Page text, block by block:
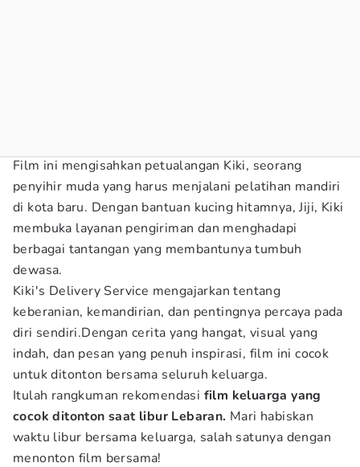
Film ini mengisahkan petualangan Kiki, seorang
penyihir muda yang harus menjalani pelatihan mandiri
di kota baru. Dengan bantuan kucing hitamnya, Jiji, Kiki
membuka layanan pengiriman dan menghadapi
berbagai tantangan yang membantunya tumbuh
dewasa.
Kiki's Delivery Service mengajarkan tentang
keberanian, kemandirian, dan pentingnya percaya pada
diri sendiri.Dengan cerita yang hangat, visual yang
indah, dan pesan yang penuh inspirasi, film ini cocok
untuk ditonton bersama seluruh keluarga.
Itulah rangkuman rekomendasi film keluarga yang
cocok ditonton saat libur Lebaran. Mari habiskan
waktu libur bersama keluarga, salah satunya dengan
menonton film bersama!